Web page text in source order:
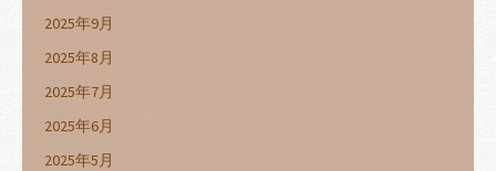
2025年9月
2025年8月
2025年7月
2025年6月
2025年5月